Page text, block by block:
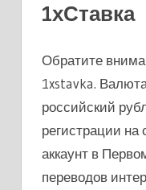
1хСтавка
Обратите
1xstavka.
российский
регистрации на
аккаунт в
переводов